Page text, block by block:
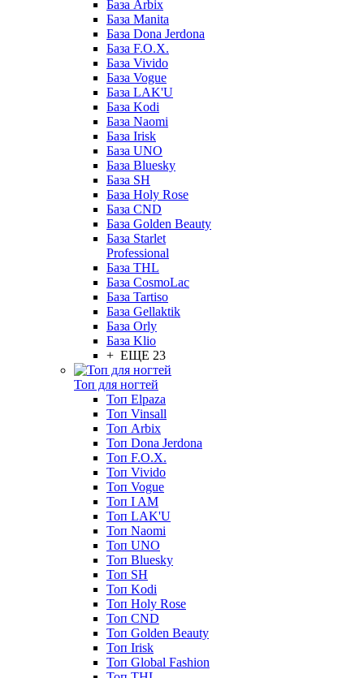
База Arbix
База Manita
База Dona Jerdona
База F.O.X.
База Vivido
База Vogue
База LAK'U
База Kodi
База Naomi
База Irisk
База UNO
База Bluesky
База SH
База Holy Rose
База CND
База Golden Beauty
База Starlet
Professional
База THL
База CosmoLac
База Tartiso
База Gellaktik
База Orly
База Klio
+ ЕЩЕ 23
Топ для ногтей
Топ Elpaza
Топ Vinsall
Топ Arbix
Топ Dona Jerdona
Топ F.O.X.
Топ Vivido
Топ Vogue
Топ I AM
Топ LAK'U
Топ Naomi
Топ UNO
Топ Bluesky
Топ SH
Топ Kodi
Топ Holy Rose
Топ CND
Топ Golden Beauty
Топ Irisk
Топ Global Fashion